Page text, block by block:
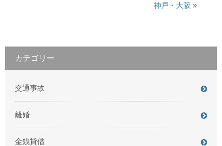
神戸・大阪 »
カテゴリー
交通事故
離婚
金銭貸借